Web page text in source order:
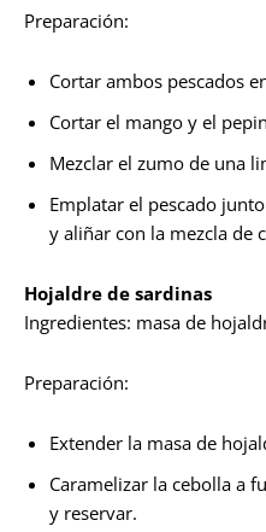
Preparación:
Cortar ambos pescados
Cortar el mango y el
Mezclar el zumo de una
Emplatar el pescado
y aliñar con la mezcla de
Hojaldre de sardinas
Ingredientes: masa de
Preparación:
Extender la masa de
Caramelizar la cebolla a
y reservar.